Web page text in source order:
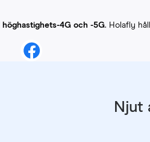
höghastighets-4G och -5G. Holafly
Njut